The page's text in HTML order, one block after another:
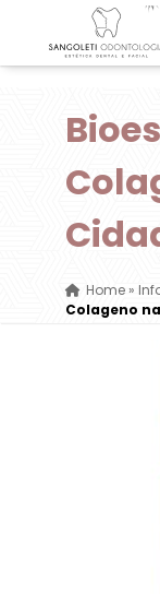
Home»
Colageno